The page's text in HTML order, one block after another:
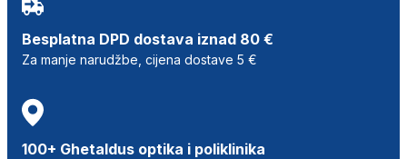
Besplatna DPD dostava iznad 80 €
Za manje narudžbe, cijena dostave 5 €
100+ Ghetaldus optika i poliklinika